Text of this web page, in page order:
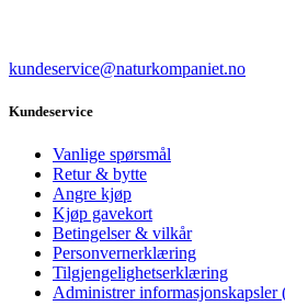
kundeservice@naturkompaniet.no
Kundeservice
Vanlige spørsmål
Retur & bytte
Angre kjøp
Kjøp gavekort
Betingelser & vilkår
Personvernerklæring
Tilgjengelighetserklæring
Administrer informasjonskapsler